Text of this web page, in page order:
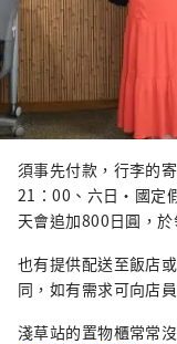
須事先付款，行李的
21：00、六日・國定
天會追加800日圓，於
也有提供配送至飯店
同，如有需求可向店
淺草站的置物櫃常常